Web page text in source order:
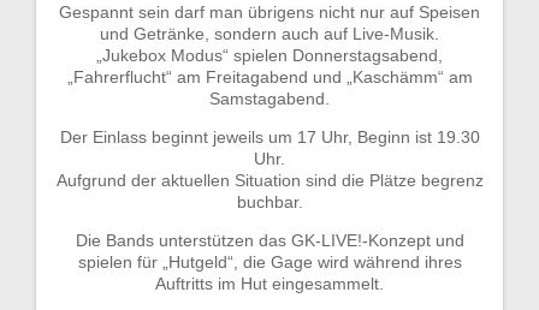
Gespannt sein darf man übrigens nicht nur auf Speisen
und Getränke, sondern auch auf Live-Musik.
„Jukebox Modus“ spielen Donnerstagsabend,
„Fahrerflucht“ am Freitagabend und „Kaschämm“ am
Samstagabend.
Der Einlass beginnt jeweils um 17 Uhr, Beginn ist 19.30
Uhr.
Aufgrund der aktuellen Situation sind die Plätze begrenz
buchbar.
Die Bands unterstützen das GK-LIVE!-Konzept und
spielen für „Hutgeld“, die Gage wird während ihres
Auftritts im Hut eingesammelt.